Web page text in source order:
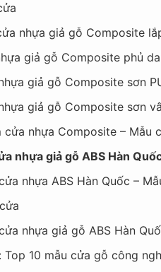
nhựa giả gỗ Composite
giả gỗ Composite phủ
giả gỗ Composite sơn
giả gỗ Composite sơn
cửa nhựa Composite –
nhựa giả gỗ ABS Hàn
nhựa ABS Hàn Quốc –
nhựa giả gỗ ABS Hàn
Top 10 mẫu cửa gỗ công